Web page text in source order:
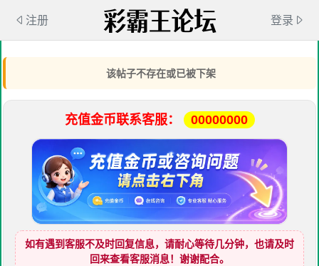
注册 登录
该帖子不存在或已被下架
充值金币联系客服： 00000000
如有遇到客服不及时回复信息，请耐心等待几分钟，也请及时
回来查看客服消息！谢谢配合。